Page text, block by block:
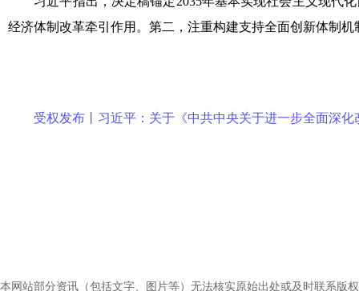
经济体制改革牵引作用。第二，注重构建支持全面创新体制
受权发布丨习近平：关于《中共中央关于进一步全面深
本网站部分资讯（包括文字、图片等）无法核实原始出处或及时联系版